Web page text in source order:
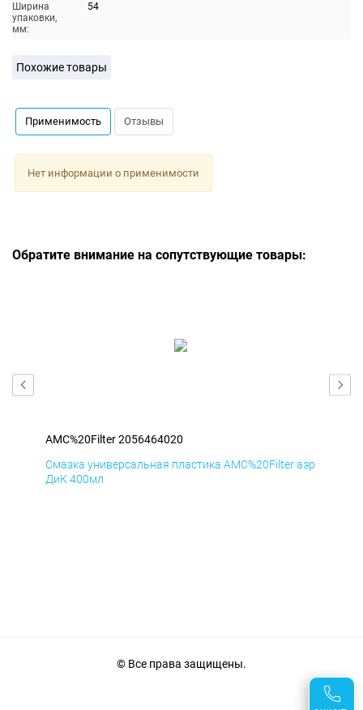
Ширина
упаковки,
мм:
54
Похожие товары
Применимость Отзывы
Нет информации о применимости
Обратите внимание на сопутствующие товары:
AMC%20Filter 2056464020
Смазка универсальная пластика AMC%20Filter аэр
ДиК 400мл
© Все права защищены.